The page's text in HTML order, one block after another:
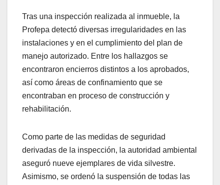
Tras una inspección realizada al inmueble, la
Profepa detectó diversas irregularidades en las
instalaciones y en el cumplimiento del plan de
manejo autorizado. Entre los hallazgos se
encontraron encierros distintos a los aprobados,
así como áreas de confinamiento que se
encontraban en proceso de construcción y
rehabilitación.
Como parte de las medidas de seguridad
derivadas de la inspección, la autoridad ambiental
aseguró nueve ejemplares de vida silvestre.
Asimismo, se ordenó la suspensión de todas las